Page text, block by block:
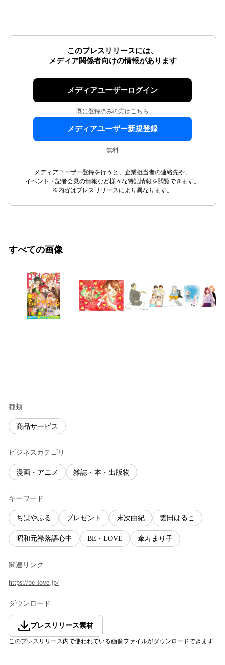
このプレスリリースには、
メディア関係者向けの情報があります
メディアユーザーログイン
既に登録済みの方はこちら
メディアユーザー新規登録
無料
メディアユーザー登録を行うと、企業担当者の連絡先や、
イベント・記者会見の情報など様々な特記情報を閲覧できます。
※内容はプレスリリースにより異なります。
すべての画像
種類
商品サービス
ビジネスカテゴリ
漫画・アニメ 雑誌・本・出版物
キーワード
ちはやふる プレゼント 末次由紀 雲田はるこ
昭和元禄落語心中 BE・LOVE 傘寿まり子
関連リンク
https://be-love.jp/
ダウンロード
プレスリリース素材
このプレスリリース内で使われている画像ファイルがダウンロードできます